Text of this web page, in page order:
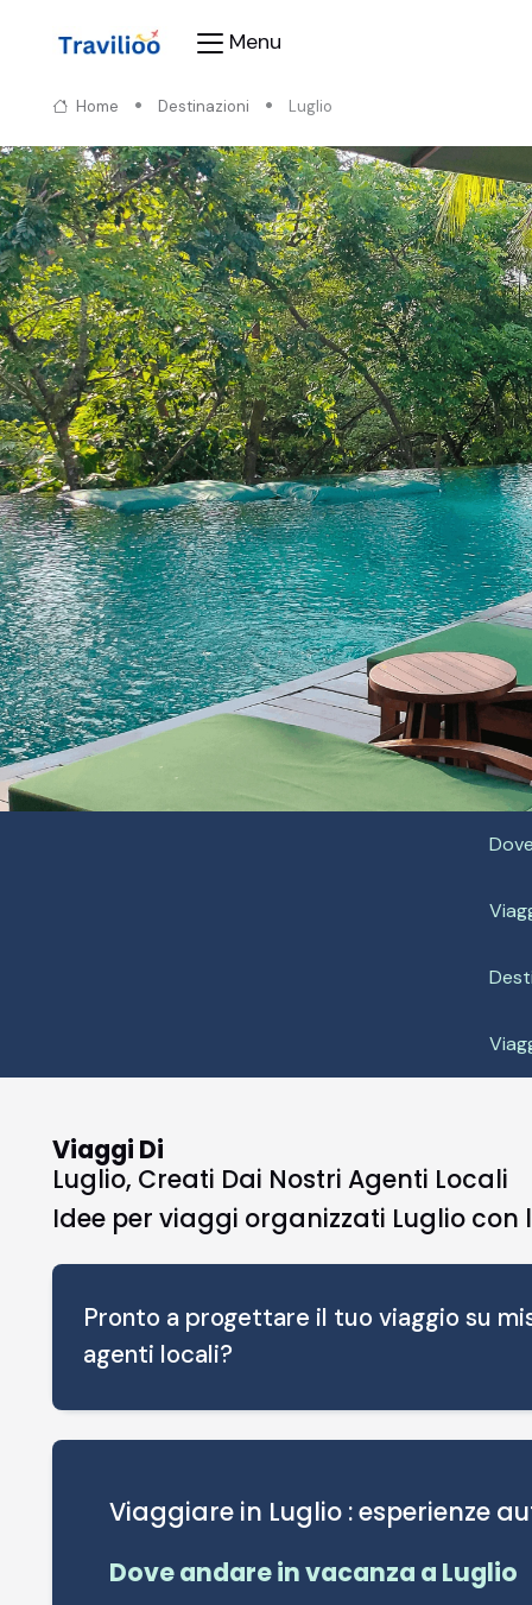
Menu
Home Destinazioni Luglio
Viaggi Di
Luglio, Creati Dai Nostri Agenti Locali
Idee per viaggi organizzati Luglio con
Pronto a progettare il tuo viaggio su
agenti locali?
Viaggiare in Luglio : esperienze
Dove andare in vacanza a Luglio